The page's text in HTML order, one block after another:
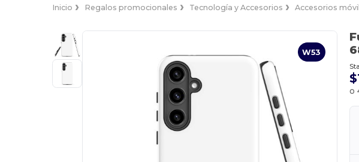
Inicio Regalos promocionales Tecnología y Accesorios Accesorios
W53
o